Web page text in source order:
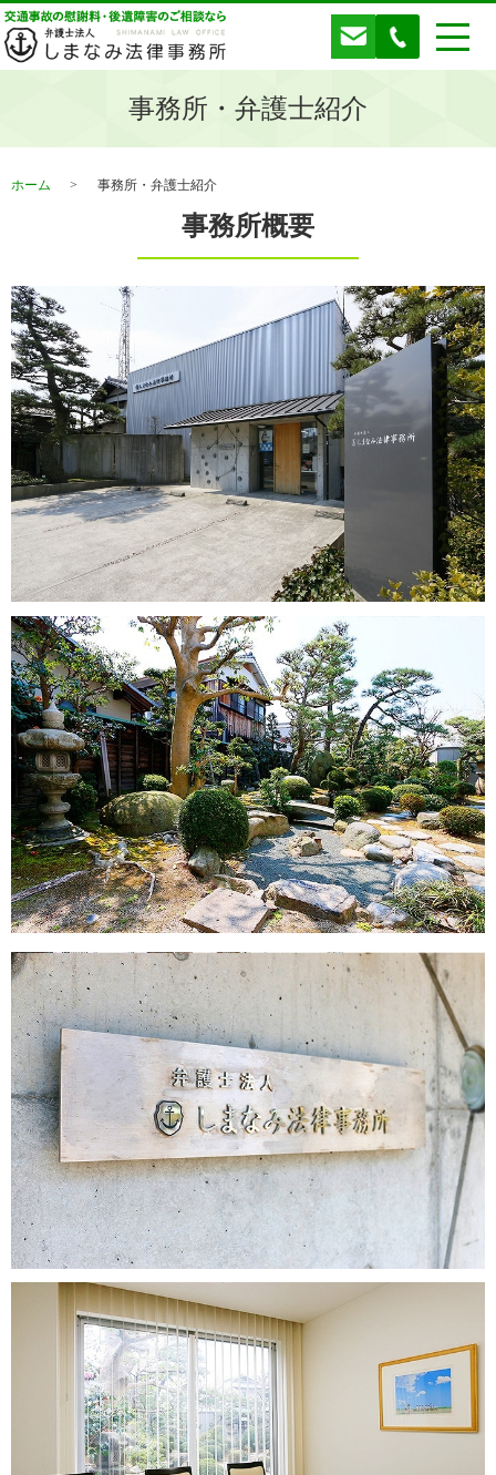
事務所・弁護士紹介
ホーム 事務所・弁護士紹介
事務所概要